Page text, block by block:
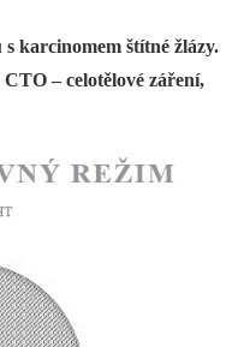
karcinomem štítné žlázy.
– celotělové záření,